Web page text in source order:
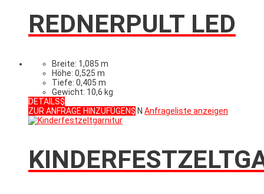
REDNERPULT LED
Breite: 1,085 m
Höhe: 0,525 m
Tiefe: 0,405 m
Gewicht: 10,6 kg
DETAILS
ZUR ANFRAGE HINZUFÜGEN
N Anfrageliste anzeigen